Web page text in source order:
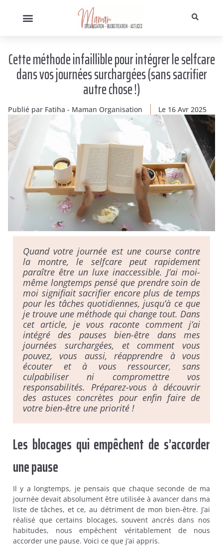
Cette méthode infaillible pour intégrer le selfcare
dans vos journées surchargées (sans sacrifier
autre chose !)
Publié par Fatiha - Maman Organisation Le 16 Avr 2025
Quand votre journée est une course contre
la montre, le selfcare peut rapidement
paraître être un luxe inaccessible. J’ai moi-
même longtemps pensé que prendre soin de
moi signifiait sacrifier encore plus de temps
pour les tâches quotidiennes, jusqu’à ce que
je trouve une méthode qui change tout. Dans
cet article, je vous raconte comment j’ai
intégré des pauses bien-être dans mes
journées surchargées, et comment vous
pouvez, vous aussi, réapprendre à vous
écouter et à vous ressourcer, sans
culpabiliser ni compromettre vos
responsabilités. Préparez-vous à découvrir
des astuces concrètes pour enfin faire de
votre bien-être une priorité !
Les blocages qui empêchent de s’accorder
une pause
Il y a longtemps, je pensais que chaque seconde de ma
journée devait absolument être utilisée à avancer dans ma
liste de tâches, et ce, au détriment de mon bien-être. J’ai
réalisé que certains blocages, souvent ancrés dans nos
habitudes, nous empêchent véritablement de nous
accorder une pause. Voici ce que j’ai appris.